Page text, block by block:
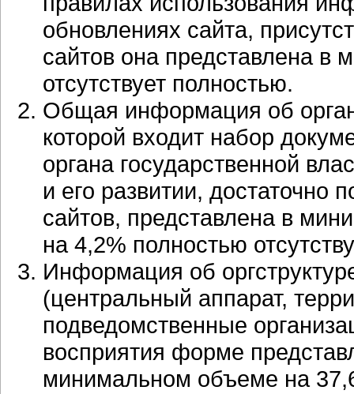
обновлениях сайта,
сайтов она представлена
отсутствует полностью.
Общая информация об
которой входит набор
органа государственной
и его развитии, достаточно
сайтов, представлена в
на 4,2% полностью
Информация об
(центральный аппарат,
подведомственные
восприятия форме
минимальном объеме на